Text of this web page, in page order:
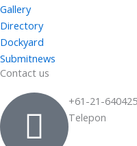
Gallery
Directory
Dockyard
Submitnews
Contact us
+61-21-
Telepon